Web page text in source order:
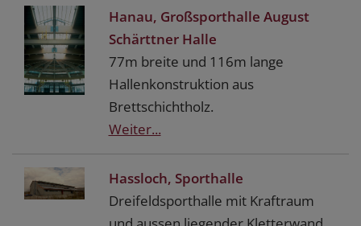
Hanau, Großsporthalle August
Schärttner Halle
77m breite und 116m lange
Hallenkonstruktion aus
Brettschichtholz.
Weiter...
Hassloch, Sporthalle
Dreifeldsporthalle mit Kraftraum